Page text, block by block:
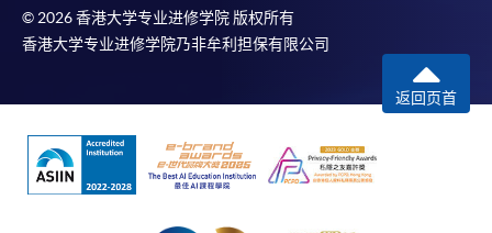
個別課程為須報讀同一學歷頒授課程及其他單元或繳
交下期學費的學員，提供網上服務，如學員就讀的課
程設有此服務，課程負責人會通知學員有關程序。
© 2026 香港大学专业进修学院 版权所有
香港大学专业进修学院乃非牟利担保有限公司
返回页首